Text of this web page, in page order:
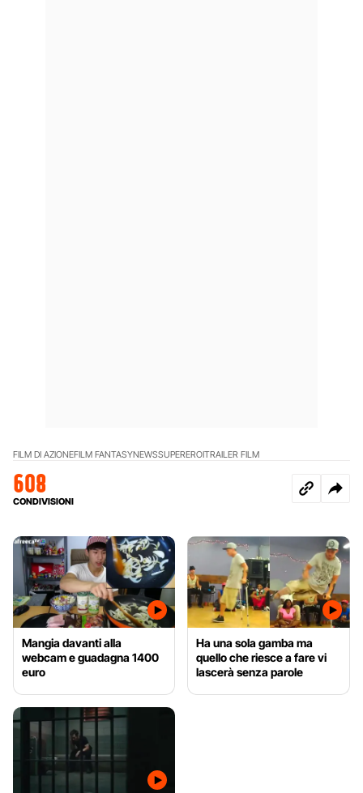
FILM DI AZIONEFILM FANTASYNEWSSUPEREROITRAILER FILM
608
CONDIVISIONI
Mangia davanti alla
webcam e guadagna 1400
euro
Ha una sola gamba ma
quello che riesce a fare vi
lascerà senza parole